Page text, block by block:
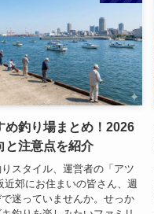
め釣り場まとめ！2026
と注意点を紹介
スタイル、運営者の「アツ
近郊にお住まいの皆さん、週
迷っていませんか。せっか